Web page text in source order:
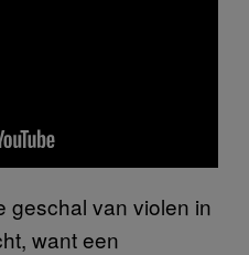
geschal van violen in
want een